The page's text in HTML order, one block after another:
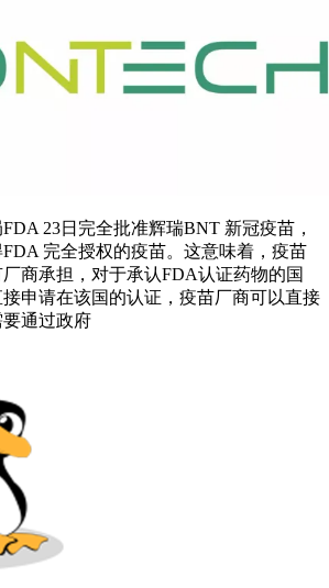
23日完全批准辉瑞BNT 新冠疫苗，
完全授权的疫苗。这意味着，疫苗
商承担，对于承认FDA认证药物的国
申请在该国的认证，疫苗厂商可以直接
通过政府